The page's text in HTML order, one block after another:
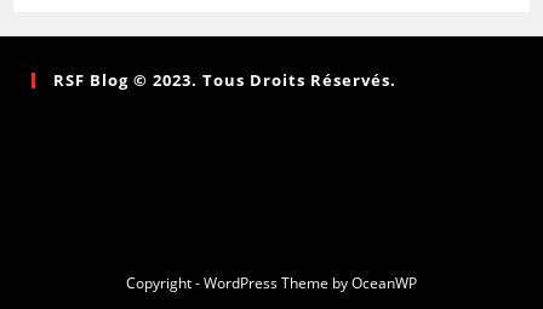
RSF Blog © 2023. Tous Droits Réservés.
Copyright - WordPress Theme by OceanWP